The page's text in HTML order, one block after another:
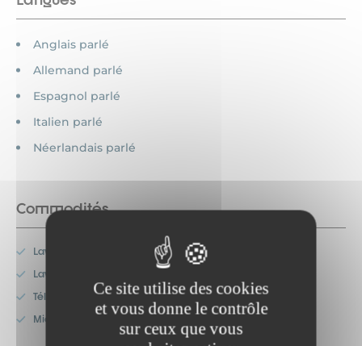
Ce site utilise des cookies
et vous donne le contrôle
sur ceux que vous
Anglais parlé
Allemand parlé
Espagnol parlé
Italien parlé
Néerlandais parlé
Commodités
Lave-linge
Lave-vaisselle
Télévision
Micro-onde